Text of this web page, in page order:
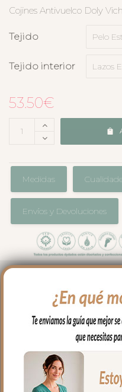
Cojines Antivuelco Doly
Tejido
Tejido interior
53.50€
Medidas
Envíos y Devoluciones
circular en tejido pelo
Lazos de raso
con los complementos
Puedes usar como cojín
colocar donde y como
ayudar en el día a día